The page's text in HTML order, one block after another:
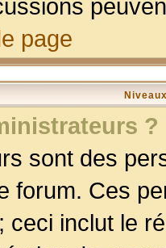
page
?
sont des
forum. Ces
ceci inclut le